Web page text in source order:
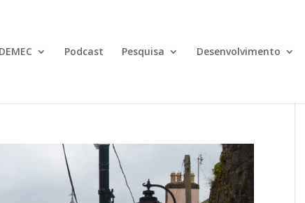
Podcast Pesquisa Desenvolvimento